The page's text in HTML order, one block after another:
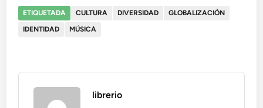
ETIQUETADA CULTURA DIVERSIDAD
GLOBALIZACIÓN
IDENTIDAD
MÚSICA
librerio